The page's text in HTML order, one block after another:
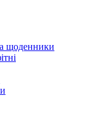
щоденники